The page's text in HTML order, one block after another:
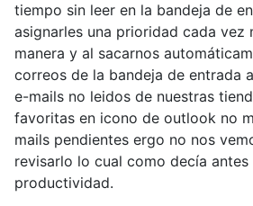
tiempo sin leer en la bandeja de
asignarles una prioridad cada vez
manera y al sacarnos
correos de la bandeja de entrada
e-mails no leidos de nuestras
favoritas en icono de outlook no
mails pendientes ergo no nos
revisarlo lo cual como decía antes
productividad.